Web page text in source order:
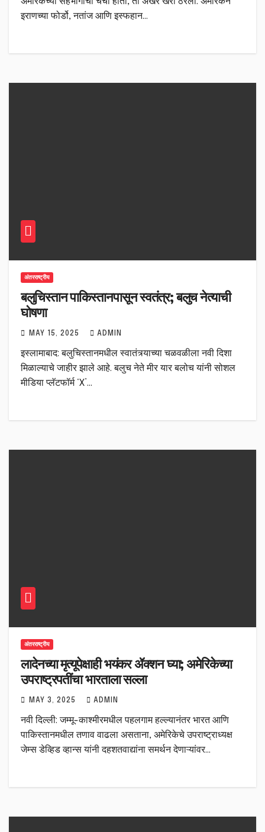
इराणच्या फोर्डो, नतांज आणि इस्फहान…
अंतरराष्ट्रीय
बलुचिस्तान पाकिस्तानपासून स्वतंत्र; बलुच नेत्याची
घोषणा
MAY 15, 2025 ADMIN
इस्लामाबाद: बलुचिस्तानमधील स्वातंत्र्याच्या चळवळीला नवी दिशा
मिळाल्याचे जाहीर झाले आहे. बलुच नेते मीर यार बलोच यांनी सोशल
मीडिया प्लॅटफॉर्म ‘X’…
अंतरराष्ट्रीय
लादेनच्या मृत्यूपेक्षाही भयंकर ॲक्शन घ्या; अमेरिकेच्या
उपराष्ट्रपतींचा भारताला सल्ला
MAY 3, 2025 ADMIN
नवी दिल्ली: जम्मू-काश्मीरमधील पहलगाम हल्ल्यानंतर भारत आणि
पाकिस्तानमधील तणाव वाढला असताना, अमेरिकेचे उपराष्ट्राध्यक्ष
जेम्स डेव्हिड व्हान्स यांनी दहशतवाद्यांना समर्थन देणाऱ्यांवर…